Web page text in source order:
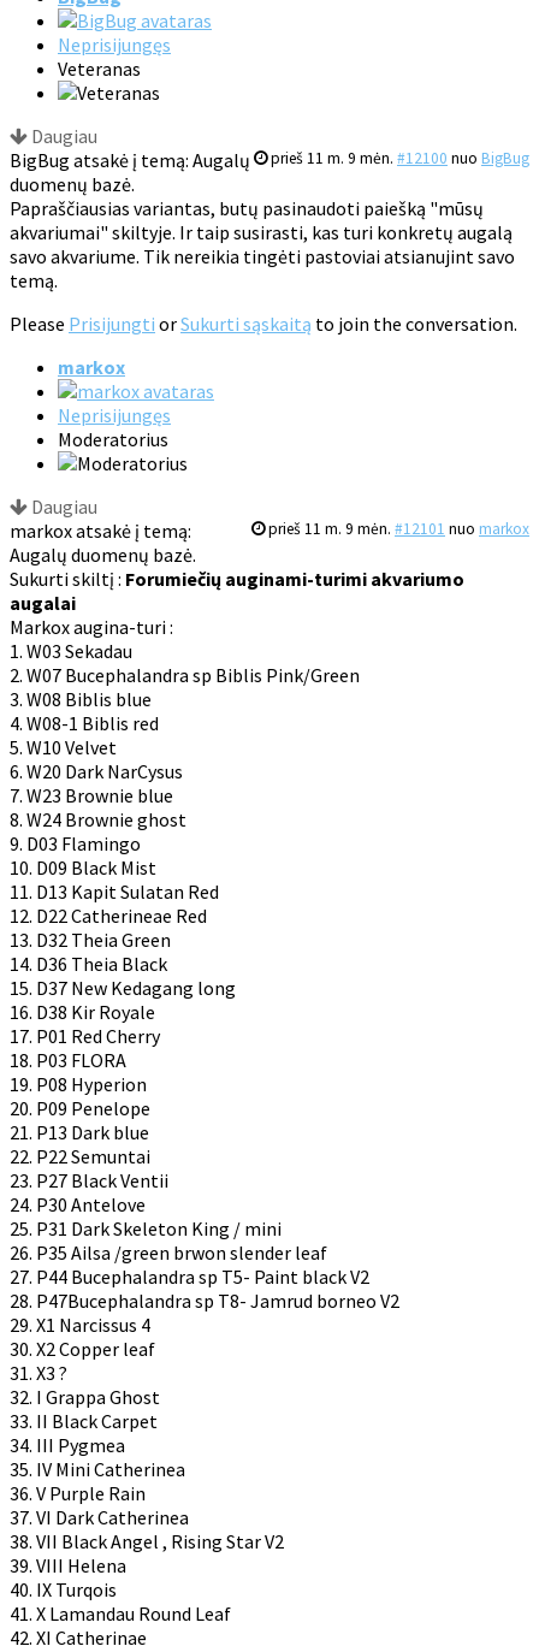
Neprisijungęs
Veteranas
Daugiau
prieš 11 m. 9 mėn. #12100 nuo BigBug
BigBug atsakė į temą: Augalų
duomenų bazė.
Papraščiausias variantas, butų pasinaudoti paiešką "mūsų
akvariumai" skiltyje. Ir taip susirasti, kas turi konkretų augalą
savo akvariume. Tik nereikia tingėti pastoviai atsianujint savo
temą.
Please Prisijungti orSukurti sąskaitą to join the conversation.
markox
Neprisijungęs
Moderatorius
Daugiau
prieš 11 m. 9 mėn. #12101 nuo markox
markox atsakė į temą:
Augalų duomenų bazė.
Sukurti skiltį : Forumiečių auginami-turimi akvariumo
augalai
Markox augina-turi :
1. W03 Sekadau
2. W07 Bucephalandra sp Biblis Pink/Green
3. W08 Biblis blue
4. W08-1 Biblis red
5. W10 Velvet
6. W20 Dark NarCysus
7. W23 Brownie blue
8. W24 Brownie ghost
9. D03 Flamingo
10. D09 Black Mist
11. D13 Kapit Sulatan Red
12. D22 Catherineae Red
13. D32 Theia Green
14. D36 Theia Black
15. D37 New Kedagang long
16. D38 Kir Royale
17. P01 Red Cherry
18. P03 FLORA
19. P08 Hyperion
20. P09 Penelope
21. P13 Dark blue
22. P22 Semuntai
23. P27 Black Ventii
24. P30 Antelove
25. P31 Dark Skeleton King / mini
26. P35 Ailsa /green brwon slender leaf
27. P44 Bucephalandra sp T5- Paint black V2
28. P47Bucephalandra sp T8- Jamrud borneo V2
29. X1 Narcissus 4
30. X2 Copper leaf
31. X3 ?
32. I Grappa Ghost
33. II Black Carpet
34. III Pygmea
35. IV Mini Catherinea
36. V Purple Rain
37. VI Dark Catherinea
38. VII Black Angel , Rising Star V2
39. VIII Helena
40. IX Turqois
41. X Lamandau Round Leaf
42. XI Catherinae